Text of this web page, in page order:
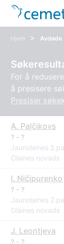
Hjem > Avdøde
For å
å presisere
Presiser
A. Paļčikovs
? - ?
Jaunolaines
Olaines novads
I. Ņičipurenko
? - ?
Jaunolaines
Olaines novads
J. Leontjeva
? - ?